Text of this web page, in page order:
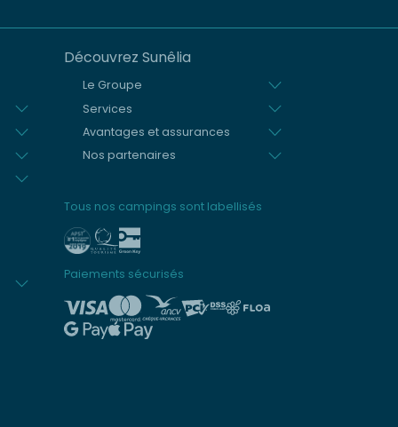
Découvrez Sunêlia
Le Groupe
Services
Avantages et assurances
Nos partenaires
Tous nos campings sont labellisés
Paiements sécurisés